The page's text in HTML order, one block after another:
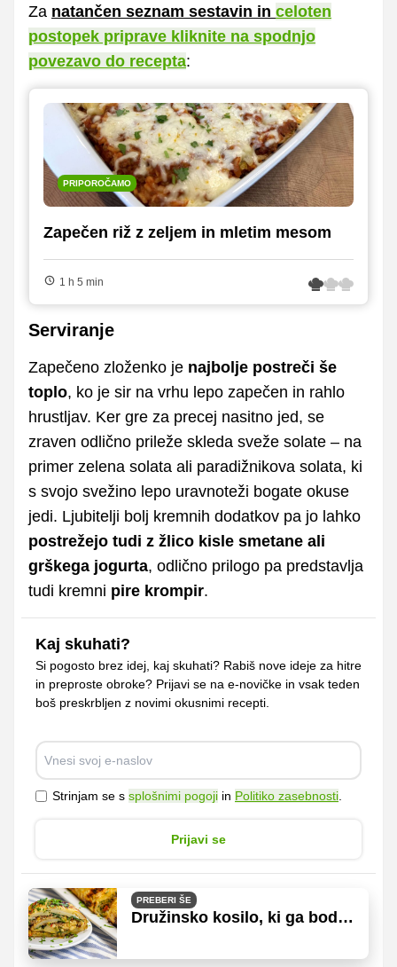
Za natančen seznam sestavin in celoten
postopek priprave kliknite na spodnjo
povezavo do recepta:
PRIPOROČAMO
Zapečen riž z zeljem in mletim mesom
1 h 5 min
Serviranje
Zapečeno zloženko je najbolje postreči še
toplo, ko je sir na vrhu lepo zapečen in rahlo
hrustljav. Ker gre za precej nasitno jed, se
zraven odlično prileže skleda sveže solate – na
primer zelena solata ali paradižnikova solata, ki
s svojo svežino lepo uravnoteži bogate okuse
jedi. Ljubitelji bolj kremnih dodatkov pa jo lahko
postrežejo tudi z žlico kisle smetane ali
grškega jogurta, odlično prilogo pa predstavlja
tudi kremni pire krompir.
Kaj skuhati?
Si pogosto brez idej, kaj skuhati? Rabiš nove ideje za hitre
in preproste obroke? Prijavi se na e-novičke in vsak teden
boš preskrbljen z novimi okusnimi recepti.
Strinjam se s splošnimi pogoji in Politiko zasebnosti
Prijavi se
PREBERI ŠE
Družinsko kosilo, ki ga bodo